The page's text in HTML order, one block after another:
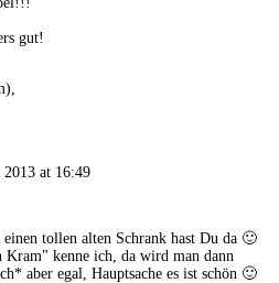
gut!
2013 at 16:49
tollen alten Schrank hast Du da 🙂
Kram" kenne ich, da wird man dann
aber egal, Hauptsache es ist schön 🙂